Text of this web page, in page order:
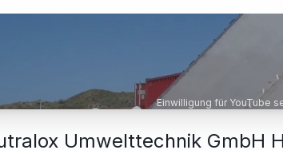
Einwilligung für YouTube
Umwelttechnik GmbH